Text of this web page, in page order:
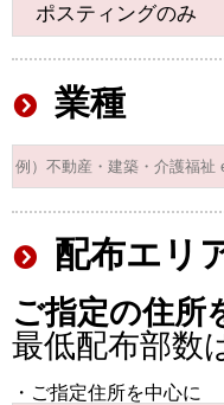
業種
配布エリ
ご指定の住所
最低配布部数
・ご指定住所を中心に